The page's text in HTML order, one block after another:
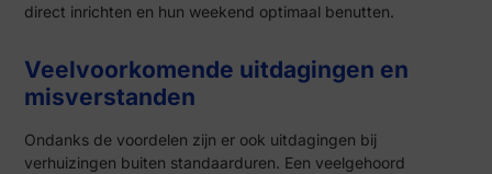
direct inrichten en hun weekend optimaal benutten.
Veelvoorkomende uitdagingen en
misverstanden
Ondanks de voordelen zijn er ook uitdagingen bij
verhuizingen buiten standaarduren. Een veelgehoord